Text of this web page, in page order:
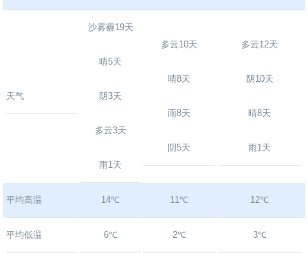
天气
沙雾霾19天
晴5天
阴3天
多云3天
雨1天
多云10天
晴8天
雨8天
阴5天
多云12天
阴10天
晴8天
雨1天
平均高温 14℃ 11℃ 12℃
平均低温 6℃ 2℃ 3℃